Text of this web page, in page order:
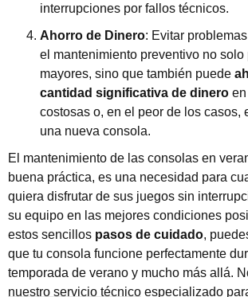
interrupciones por fallos técnicos.
Ahorro de Dinero: Evitar
el mantenimiento preventivo no
mayores, sino que también puede
cantidad significativa de dinero
costosas o, en el peor de los casos,
una nueva consola.
El mantenimiento de las consolas en
buena práctica, es una necesidad para
quiera disfrutar de sus juegos sin
su equipo en las mejores condiciones
estos sencillos pasos de cuidado,
que tu consola funcione perfectamente
temporada de verano y mucho más allá.
nuestro servicio técnico especializado